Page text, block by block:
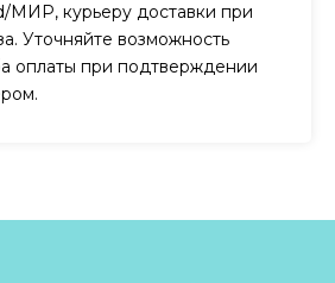
МИР, курьеру доставки при
Уточняйте возможность
оплаты при подтверждении